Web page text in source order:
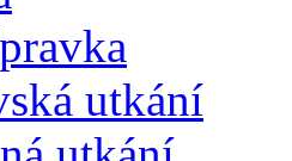
utkání